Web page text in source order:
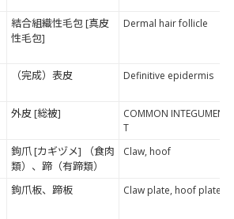
結合組織性毛包 [真皮
性毛包]
Dermal hair follicle
（完成）表皮 Definitive epidermis
外皮 [総被]
COMMON INTEGUMEN
T
鉤爪 [カギヅメ] （食肉
類）、蹄（有蹄類）
Claw, hoof
鉤爪板、蹄板 Claw plate, hoof plate